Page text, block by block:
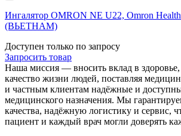
Ингалятор OMRON NE U22, Omron
(ВЬЕТНАМ)
Доступен только по запросу
Запросить товар
Наша миссия — вносить вклад в здоровье,
качество жизни людей, поставляя
и частным клиентам надёжные и
медицинского назначения. Мы
качества, надёжную логистику и сервис,
пациент и каждый врач могли доверять